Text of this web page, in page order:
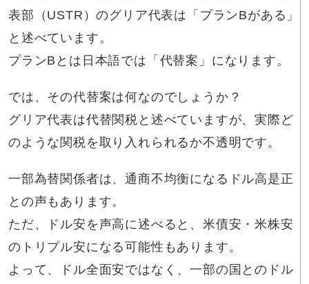
表部（USTR）のグリア代表は「プランBがある」
と述べています。
プランBとは日本語では「代替案」になります。
では、その代替案は何なのでしょうか？
グリア代表は代替関税と述べていますが、実際ど
のような関税を取り入れられるか不透明です。
一部為替関係者は、通商不均衡になるドル高是正
との声もあります。
ただ、ドル安を声高に述べると、米債安・米株安
のトリプル安になる可能性もあります。
よって、ドル全面安ではなく、一部の国とのドル